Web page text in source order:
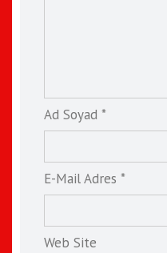
Ad Soyad *
E-Mail Adres *
Web Site